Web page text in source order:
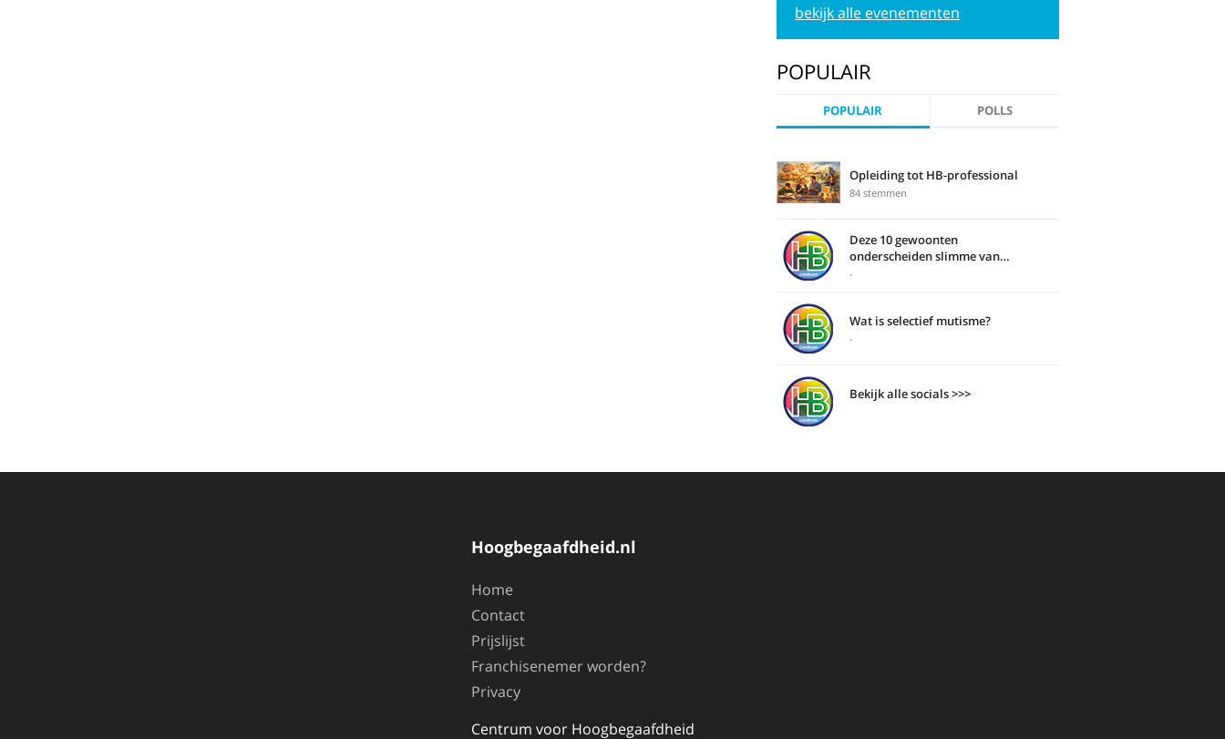
bekijk alle evenementen
POPULAIR
POPULAIR POLLS
Opleiding tot HB-professional
84 stemmen
Deze 10 gewoonten
onderscheiden slimme van
domme mensen
-
Wat is selectief mutisme?
-
Bekijk alle socials >>>
Hoogbegaafdheid.nl
Home
Contact
Prijslijst
Franchisenemer worden?
Privacy
Centrum voor Hoogbegaafdheid